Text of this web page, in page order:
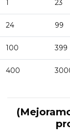
1 23
24 99
100 399
400